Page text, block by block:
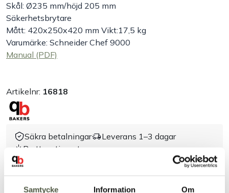
Samtycke Information Om
Outlet
Om Bakers
Kontakt
Skål: Ø235 mm/höjd 205 mm
Säkerhetsbrytare
Mått: 420x250x420 mm Vikt:17,5 kg
Varumärke: Schneider Chef 9000
Manual (PDF)
Artikelnr: 16818
Säkra betalningar
Leverans 1–3 dagar
Brett sortiment
Dokument & produktblad